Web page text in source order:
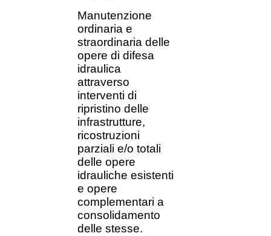
Manutenzione
ordinaria e
straordinaria delle
opere di difesa
idraulica
attraverso
interventi di
ripristino delle
infrastrutture,
ricostruzioni
parziali e/o totali
delle opere
idrauliche esistenti
e opere
complementari a
consolidamento
delle stesse.